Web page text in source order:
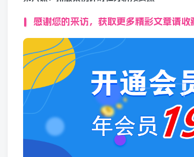
感谢您的来访，获取更多精彩文章请收